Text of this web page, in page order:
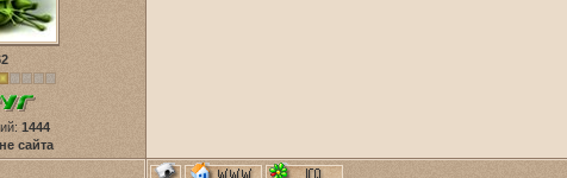
1444
сайта